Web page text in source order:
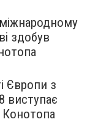
здобув
Європи з
виступає
Конотопа